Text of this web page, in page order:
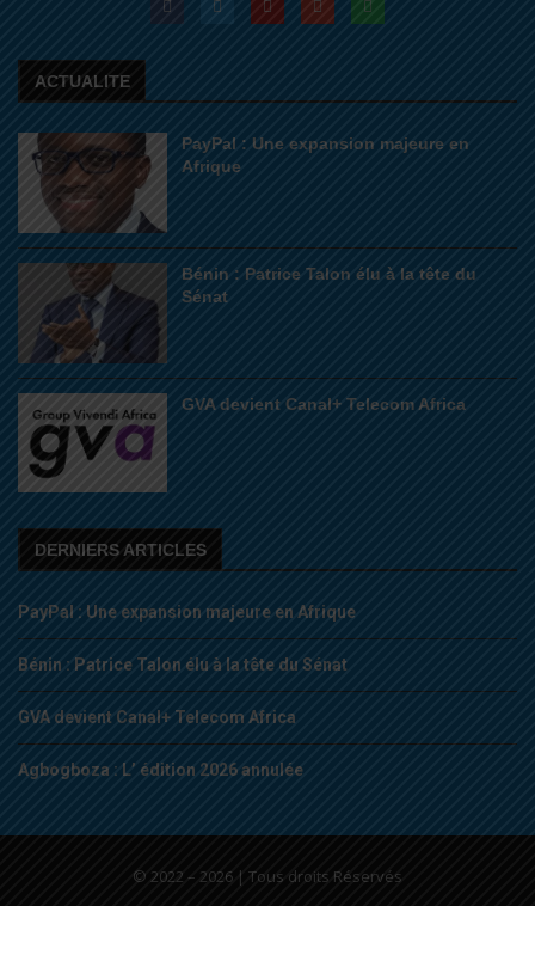
ACTUALITE
PayPal : Une expansion majeure en
Afrique
Bénin : Patrice Talon élu à la tête du
Sénat
GVA devient Canal+ Telecom Africa
DERNIERS ARTICLES
PayPal : Une expansion majeure en Afrique
Bénin : Patrice Talon élu à la tête du Sénat
GVA devient Canal+ Telecom Africa
Agbogboza : L’ édition 2026 annulée
© 2022 – 2026 | Tous droits Réservés